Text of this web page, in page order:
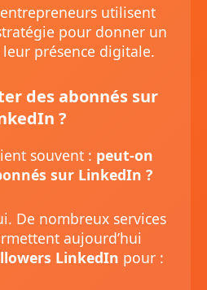
utilisent
pour donner un
présence digitale.
des abonnés sur
?
souvent : peut-on
sur LinkedIn ?
De nombreux services
aujourd’hui
LinkedIn pour :